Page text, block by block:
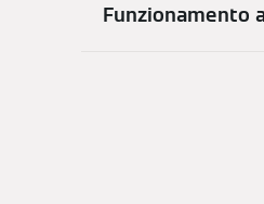
Funzionamento